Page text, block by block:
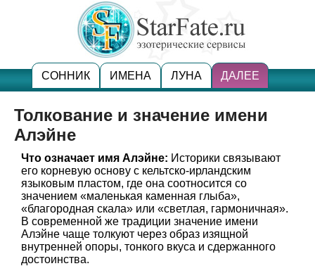
СОННИК ИМЕНА ЛУНА ДАЛЕЕ
Толкование и значение имени
Алэйне
Что означает имя Алэйне: Историки связывают
его корневую основу с кельтско-ирландским
языковым пластом, где она соотносится со
значением «маленькая каменная глыба»,
«благородная скала» или «светлая, гармоничная».
В современной же традиции значение имени
Алэйне чаще толкуют через образ изящной
внутренней опоры, тонкого вкуса и сдержанного
достоинства.